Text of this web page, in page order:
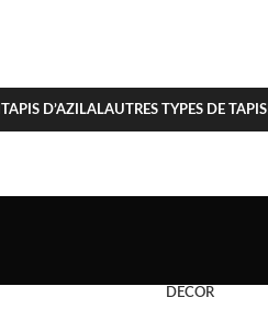
TAPIS D’AZILALAUTRES TYPES DE TAPIS
DECOR